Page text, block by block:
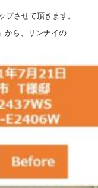
させて頂きます。
から、リンナイの